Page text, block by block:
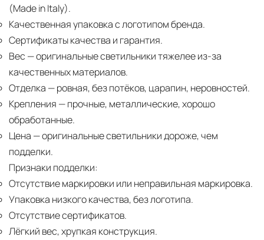
(Made in Italy).
Качественная упаковка с логотипом бренда.
Сертификаты качества и гарантия.
Вес — оригинальные светильники тяжелее из-за
качественных материалов.
Отделка — ровная, без потёков, царапин, неровностей.
Крепления — прочные, металлические, хорошо
обработанные.
Цена — оригинальные светильники дороже, чем
подделки.
Признаки подделки:
Отсутствие маркировки или неправильная маркировка.
Упаковка низкого качества, без логотипа.
Отсутствие сертификатов.
Лёгкий вес, хрупкая конструкция.